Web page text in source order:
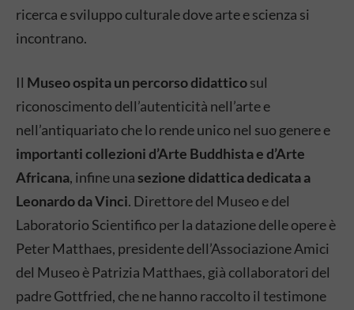
ricerca e sviluppo culturale dove arte e scienza si
incontrano.
Il Museo ospita un percorso didatticosul
riconoscimento dell’autenticità nell’arte e
nell’antiquariato che lo rende unico nel suo genere e
importanti collezioni d’Arte Buddhista e d’Arte
Africana, infine unasezione didattica dedicata a
Leonardo da Vinci. Direttore del Museo e del
Laboratorio Scientifico per la datazione delle opere è
Peter Matthaes, presidente dell’Associazione Amici
del Museo è Patrizia Matthaes, già collaboratori del
padre Gottfried, che ne hanno raccolto il testimone